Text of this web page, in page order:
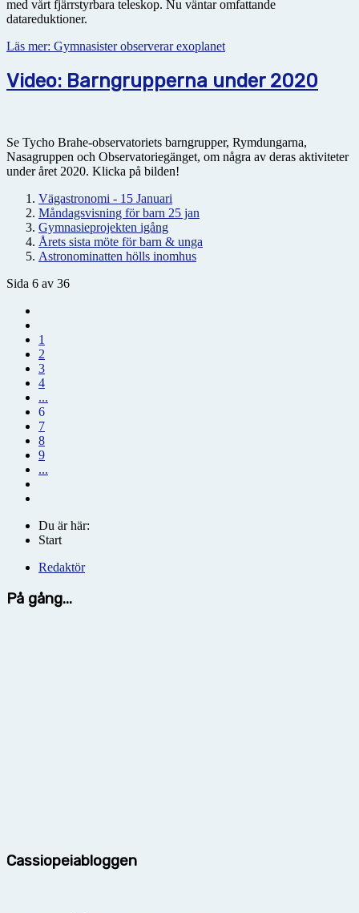
med vårt fjärrstyrbara teleskop. Nu väntar omfattande
datareduktioner.
Läs mer: Gymnasister observerar exoplanet
Video: Barngrupperna under 2020
Se Tycho Brahe-observatoriets barngrupper, Rymdungarna,
Nasagruppen och Observatoriegänget, om några av deras aktiviteter
under året 2020. Klicka på bilden!
Vägastronomi - 15 Januari
Måndagsvisning för barn 25 jan
Gymnasieprojekten igång
Årets sista möte för barn & unga
Astronominatten hölls inomhus
Sida 6 av 36
1
2
3
4
...
6
7
8
9
...
Du är här:
Start
Redaktör
På gång...
Cassiopeiabloggen